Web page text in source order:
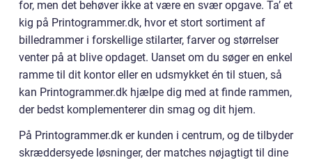
for, men det behøver ikke at være en svær opgave. Ta’ et
kig på Printogrammer.dk, hvor et stort sortiment af
billedrammer i forskellige stilarter, farver og størrelser
venter på at blive opdaget. Uanset om du søger en enkel
ramme til dit kontor eller en udsmykket én til stuen, så
kan Printogrammer.dk hjælpe dig med at finde rammen,
der bedst komplementerer din smag og dit hjem.
På Printogrammer.dk er kunden i centrum, og de tilbyder
skræddersyede løsninger, der matches nøjagtigt til dine